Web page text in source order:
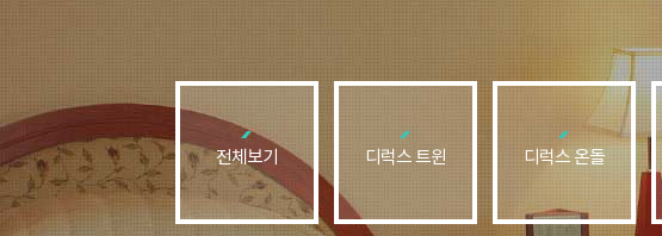
전체보기 디럭스 트윈 디럭스 온돌